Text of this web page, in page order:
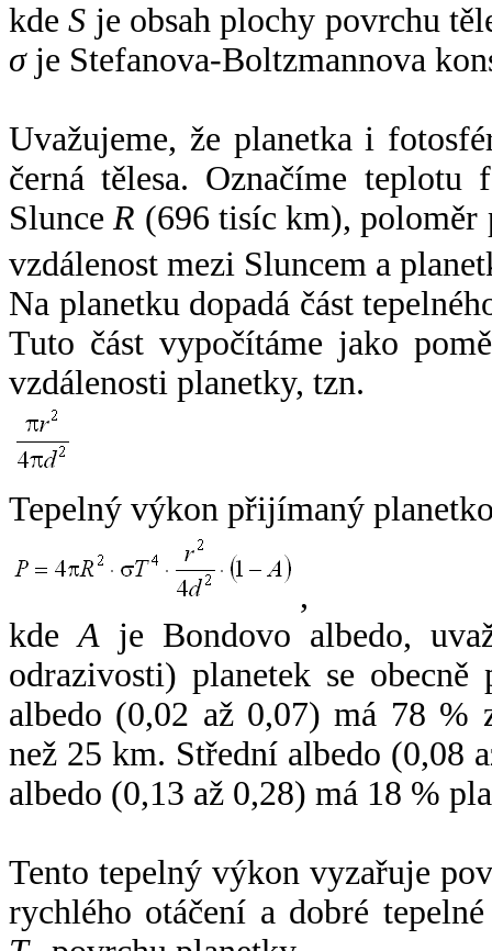
kdeS je obsah plochy povrchu
σje Stefanova-Boltzmannova
Uvažujeme, že planetka i
černá tělesa. Označíme
SlunceR (696 tisíc km),
vzdálenost mezi Sluncem a
Na planetku dopadá část
Tuto část vypočítáme jako
vzdálenosti planetky, tzn.
Tepelný výkon přijímaný
,
kdeA je Bondovo albedo,
odrazivosti) planetek se
albedo (0,02 až 0,07) má 78 %
než 25 km. Střední albedo (0,08
albedo (0,13 až 0,28) má 18 %
Tento tepelný výkon vyzařuje
rychlého otáčení a dobré